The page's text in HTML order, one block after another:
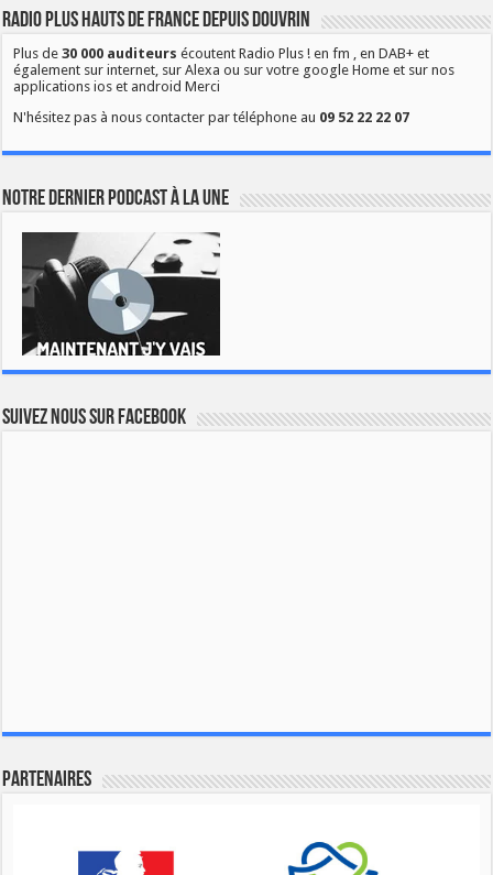
Radio Plus Hauts de France depuis Douvrin
Plus de30 000 auditeurs écoutent Radio Plus ! en fm , en DAB+ et
également sur internet, sur Alexa ou sur votre google Home et sur nos
applications ios et android Merci
N'hésitez pas à nous contacter par téléphone au 09 52 22 22 07
Notre dernier podcast à la une
Suivez nous sur Facebook
Partenaires